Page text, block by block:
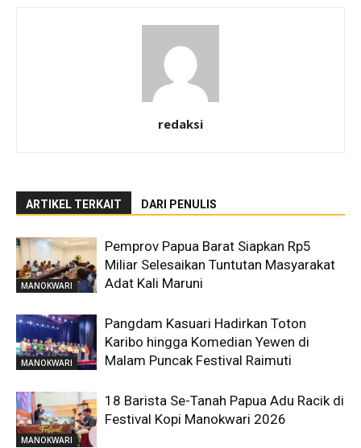
redaksi
ARTIKEL TERKAIT DARI PENULIS
MANOKWARI
Pemprov Papua Barat Siapkan Rp5
Miliar Selesaikan Tuntutan Masyarakat
Adat Kali Maruni
MANOKWARI
Pangdam Kasuari Hadirkan Toton
Karibo hingga Komedian Yewen di
Malam Puncak Festival Raimuti
MANOKWARI
18 Barista Se-Tanah Papua Adu Racik di
Festival Kopi Manokwari 2026